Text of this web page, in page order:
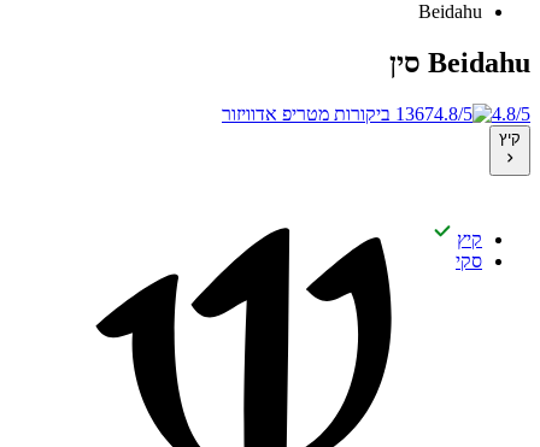
Beidahu
Beidahu סין
4.8/5 1367 ביקורות מטריפ אדוויזור
קיץ
קיץ
סקי